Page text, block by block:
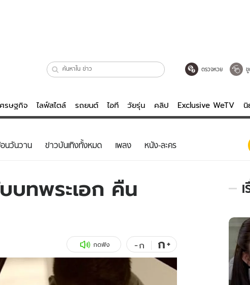
ตรวจหวย ขู
ศรษฐกิจ ไลฟ์สไตล์ รถยนต์ ไอที วัยรุ่น คลิป Exclusive WeTV นิ
วย ไลฟ์สไตล์
วัยรุ่น
สุขภาพ
เที่ยว-กิน
Tasteful Thailand
บันเทิงครบรส
ดูทีวี
WeTV
นวันวาน ข่าวบันเทิงทั้งหมด เพลง หนัง-ละคร
บทพระเอก คืน
กดฟัง -ก ก+
เรื่อง
ใน
รอบ
สัปดาห์
ของ
หมวด
บันเทิง